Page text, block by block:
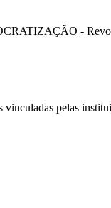
-
pelas